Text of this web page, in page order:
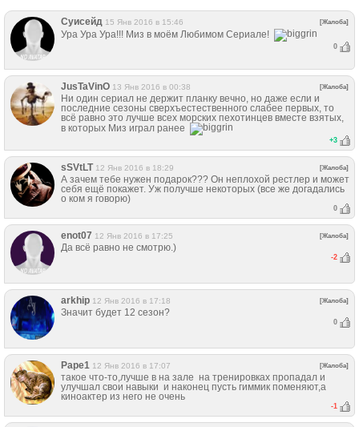
Суисейд 15 Янв 2016 в 15:46 [Жалоба]
Ура Ура Ура!!! Миз в моём Любимом Сериале!
0
JusTaVinO 13 Янв 2016 в 00:38 [Жалоба]
Ни один сериал не держит планку вечно, но даже если и
последние сезоны сверхъестественного слабее первых, то
всё равно это лучше всех морских пехотинцев вместе взятых,
в которых Миз играл ранее
+3
sSVtLT 12 Янв 2016 в 18:29 [Жалоба]
А зачем тебе нужен подарок??? Он неплохой рестлер и может
себя ещё покажет. Уж получше некоторых (все же догадались
о ком я говорю)
0
enot07 12 Янв 2016 в 17:25 [Жалоба]
Да всё равно не смотрю.)
-2
arkhip 12 Янв 2016 в 17:18 [Жалоба]
Значит будет 12 сезон?
0
Pape1 12 Янв 2016 в 17:07 [Жалоба]
такое что-то,лучше в на зале на тренировках пропадал и
улучшал свои навыки и наконец пусть гиммик поменяют,а
киноактер из него не очень
-1